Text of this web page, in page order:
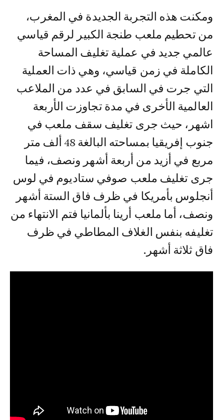
ومكنت هذه التجربة الجديدة في المغرب،
من تحطيم ملعب طنجة الكبير لرقم قياسي
عالمي جديد في عملية تغليف المساحة
الكاملة في زمن قياسي، وهي ذات العملية
التي جرت في السابق في عدد من الملاعب
العالمية الأخرى في مدة تجاوزت الأربعة
اشهر، حيث جرى تغليف سقف ملعب في
جنوب إفريقيا بمساحته البالغة 48 ألف متر
مربع في أزيد من أربعة أشهر ونصف، فيما
جرى تغليف ملعب صوفي ستاديوم في لوس
أنجلوس بأمريكا في ظرف فاق الستة أشهر
ونصف، أما ملعب أرينا بألمانيا فتم الانتهاء من
تغليفه بنفس الغلاف المطاطي في ظرف
فاق ثلاثة أشهر.